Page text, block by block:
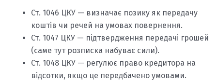
Ст. 1046 ЦКУ — визначає позику як передачу
коштів чи речей на умовах повернення.
Ст. 1047 ЦКУ — підтвердження передачі грошей
(саме тут розписка набуває сили).
Ст. 1048 ЦКУ — регулює право кредитора на
відсотки, якщо це передбачено умовами.